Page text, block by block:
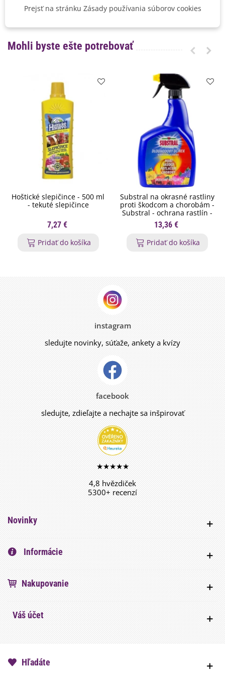
BIO Kvalita
Nie
Mohli byste ešte potrebovať
Hoštické slepičince - 500 ml
- tekuté slepičince
7,27 €
Pridať do košíka
Substral na okrasné rastliny
proti škodcom a chorobám -
Substral - ochrana rastlín -
800 ml
13,36 €
Pridať do košíka
instagram
sledujte novinky, súťaže, ankety a kvízy
facebook
sledujte, zdieľajte a nechajte sa inšpirovať
★★★★★
4,8 hvězdiček
5300+ recenzí
Novinky
Informácie
Nakupovanie
Váš účet
Hľadáte
Prejsť na stránku Zásady používania súborov cookies